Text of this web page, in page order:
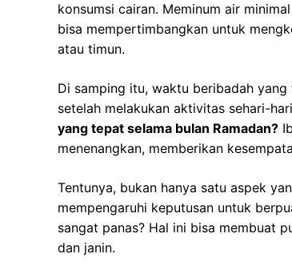
konsumsi cairan. Meminum air
bisa mempertimbangkan untuk
atau timun.
Di samping itu, waktu beribadah
setelah melakukan aktivitas sehari-
yang tepat selama bulan Ramadan?
menenangkan, memberikan
Tentunya, bukan hanya satu aspek
mempengaruhi keputusan untuk
sangat panas? Hal ini bisa membuat
dan janin.